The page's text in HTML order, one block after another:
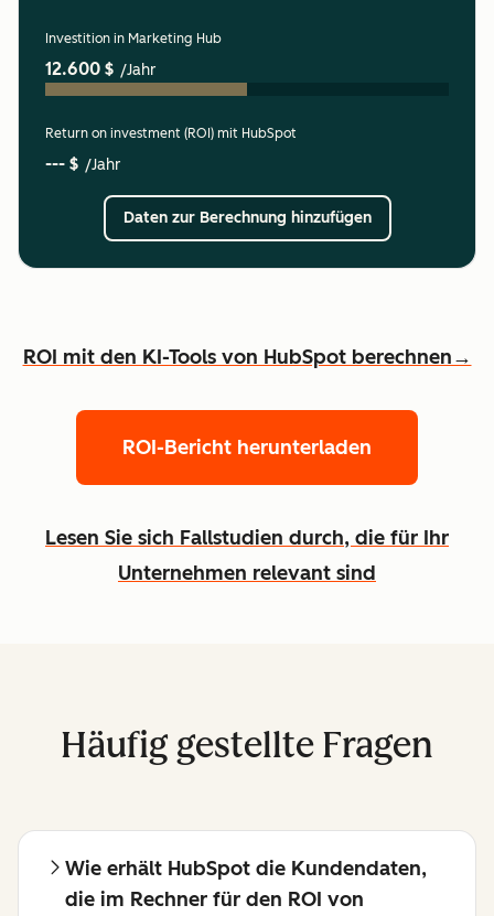
Investition in Marketing Hub
12.600 $ /Jahr
Return on investment (ROI) mit HubSpot
--- $ /Jahr
Daten zur Berechnung hinzufügen
ROI mit den KI-Tools von HubSpot berechnen→
ROI-Bericht herunterladen
Lesen Sie sich Fallstudien durch, die für Ihr
Unternehmen relevant sind
Häufig gestellte Fragen
Wie erhält HubSpot die Kundendaten,
die im Rechner für den ROI von